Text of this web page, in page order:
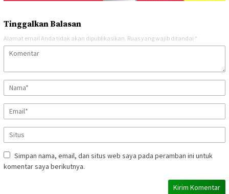
Tinggalkan Balasan
Alamat email Anda tidak akan dipublikasikan. Ruas yang wajib ditandai *
Simpan nama, email, dan situs web saya pada peramban ini untuk
komentar saya berikutnya.